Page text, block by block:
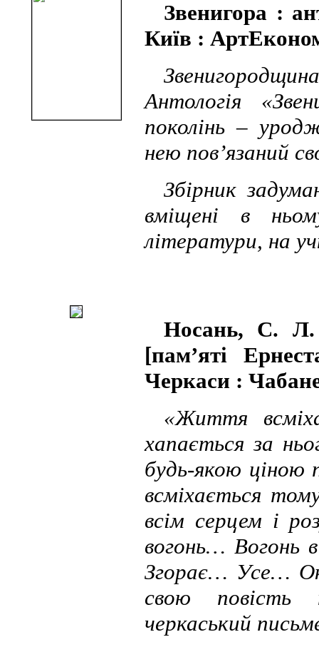
Звенигора :
Київ :
Антологія
поколінь –
нею пов’язаний
Збірник
вміщені в
літератури, на
Носань, С. Л.
[пам’яті
Черкаси :
«Життя
хапається за
будь-якою
всміхається
всім серцем і
вогонь… Вогонь
Згорає… Усе…
свою повість
черкаський